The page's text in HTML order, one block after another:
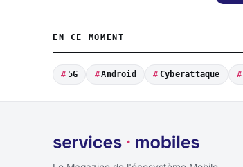
EN CE MOMENT
5G Android Cyberattaque